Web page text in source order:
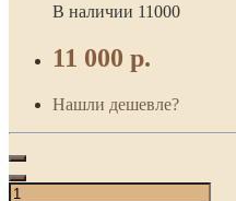
В наличии 11000
11 000 р.
Нашли дешевле?